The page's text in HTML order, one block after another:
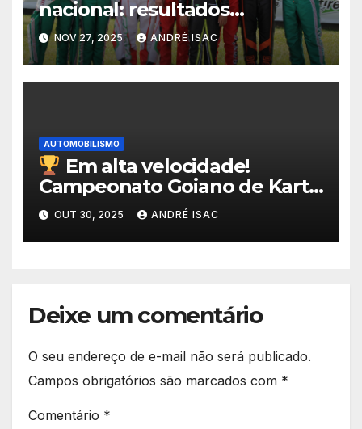
nacional: resultados
expressivos marcam edição
histórica com mais de 600
competidores em Beto
Carrero
NOV 27, 2025 ANDRÉ ISAC
AUTOMOBILISMO
Em alta velocidade!
Campeonato Goiano de Kart
2025 define campeões e
encerra temporada com
show de talento em Anápolis
OUT 30, 2025 ANDRÉ ISAC
Deixe um comentário
O seu endereço de e-mail não será publicado.
Campos obrigatórios são marcados com *
Comentário *